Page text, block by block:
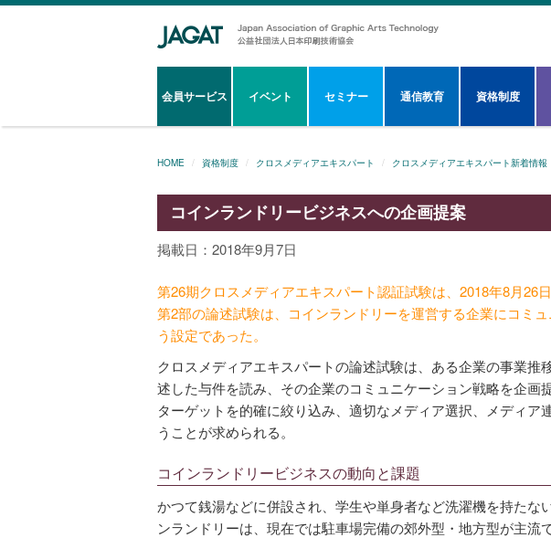
会員サービス イベント セミナー 通信教育 資格制度
HOME 資格制度 クロスメディアエキスパート クロスメディアエキスパート新着情報
コインランドリービジネスへの企画提案
掲載日：2018年9月7日
第26期クロスメディアエキスパート認証試験は、2018年8月26
第2部の論述試験は、コインランドリーを運営する企業にコミ
う設定であった。
クロスメディアエキスパートの論述試験は、ある企業の事業推
述した与件を読み、その企業のコミュニケーション戦略を企画
ターゲットを的確に絞り込み、適切なメディア選択、メディア
うことが求められる。
コインランドリービジネスの動向と課題
かつて銭湯などに併設され、学生や単身者など洗濯機を持たな
ンランドリーは、現在では駐車場完備の郊外型・地方型が主流